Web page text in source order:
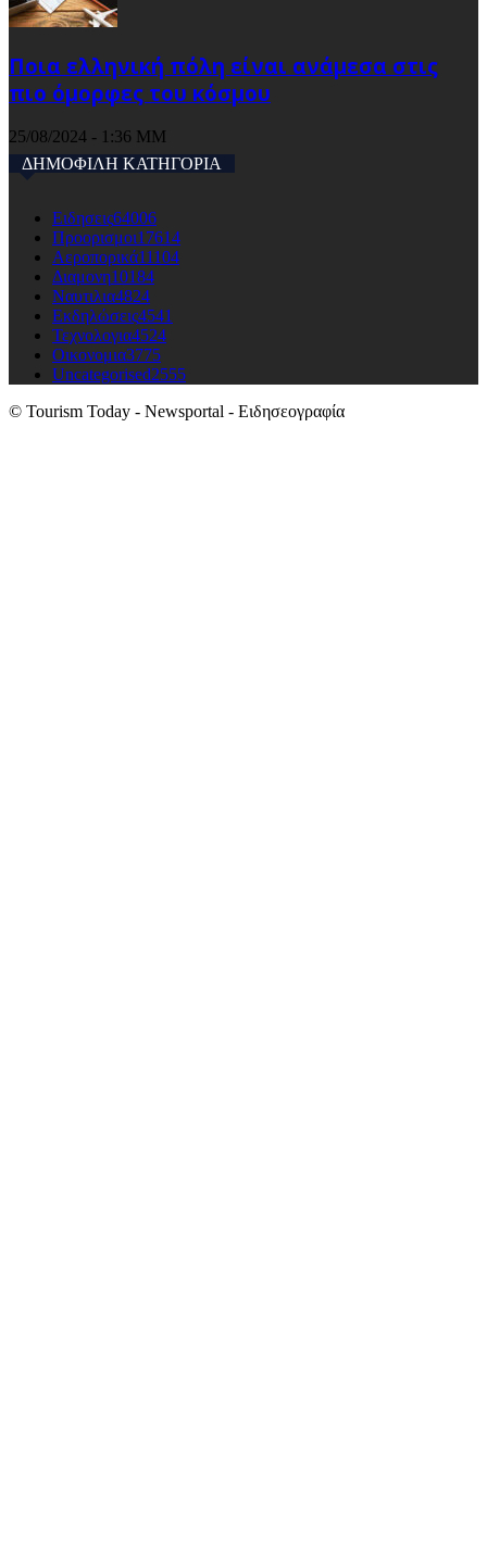
Ποια ελληνική πόλη είναι ανάμεσα στις
πιο όμορφες του κόσμου
25/08/2024 - 1:36 ΜΜ
ΔΗΜΟΦΙΛΗ ΚΑΤΗΓΟΡΙΑ
Ειδησεις64006
Προορισμοι17614
Αεροπορικά11104
Διαμονη10184
Ναυτιλια4824
Εκδηλώσεις4541
Τεχνολογια4524
Οικονομια3775
Uncategorised2555
© Tourism Today - Newsportal - Ειδησεογραφία